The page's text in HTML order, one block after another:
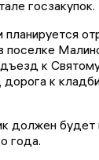
госзакупок.
планируется
поселке
к
дорога к
должен будет
года.